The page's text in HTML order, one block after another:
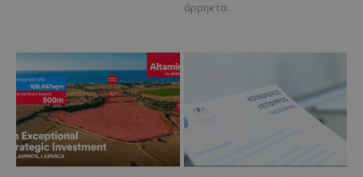
άρρηκτα...